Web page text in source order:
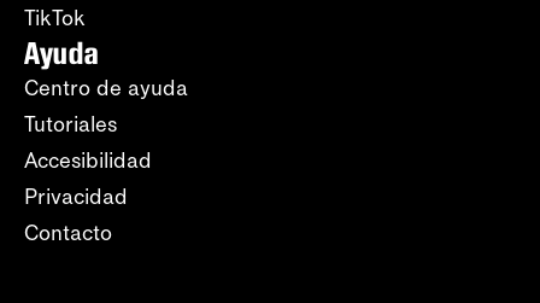
TikTok
Ayuda
Centro de ayuda
Tutoriales
Accesibilidad
Privacidad
Contacto